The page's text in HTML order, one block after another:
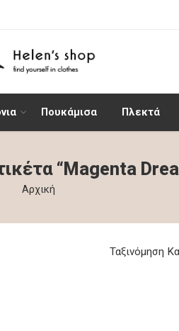
Πουκάμισα Πλεκτά
“Magenta
Αρχική
Ταξινόμηση